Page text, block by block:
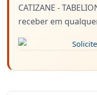
CATIZANE -
receber em